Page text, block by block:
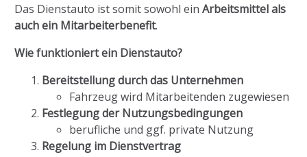
Das Dienstauto ist somit sowohl einArbeitsmittel als
auch ein Mitarbeiterbenefit.
Wie funktioniert ein Dienstauto?
Bereitstellung durch das Unternehmen
Fahrzeug wird Mitarbeitenden zugewiesen
Festlegung der Nutzungsbedingungen
berufliche und ggf. private Nutzung
Regelung im Dienstvertrag